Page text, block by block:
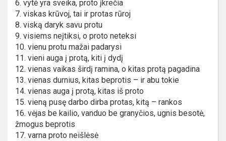
6. vytė yra sveika, proto įkrečia
7. viskas krūvoj, tai ir protas rūroj
8. viską daryk savu protu
9. visiems neįtiksi, o proto neteksi
10. vienu protu mažai padarysi
11. vieni auga į protą, kiti į dydį
12. vienas vaikas širdį ramina, o kitas protą pagadina
13. vienas durnius, kitas beprotis – ir abu tokie
14. vienas auga į protą, kitas iš proto
15. vieną pusę darbo dirba protas, kitą – rankos
16. vėjas be kailio, vanduo be granyčios, ugnis besotė,
žmogus beprotis
17. varna proto neišlėsė